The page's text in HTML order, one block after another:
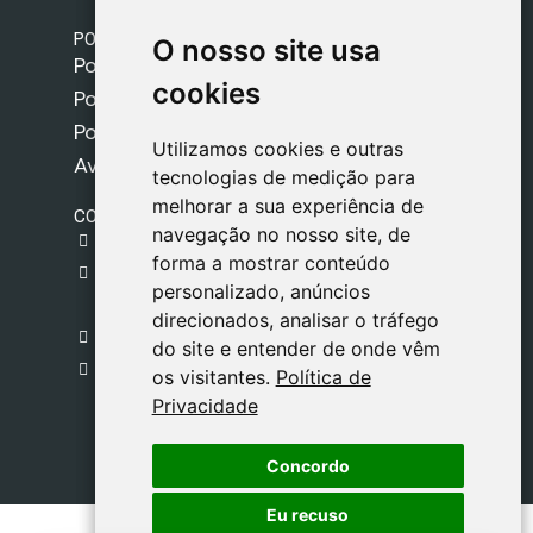
O nosso site usa
cookies
Utilizamos cookies e outras
tecnologias de medição para
melhorar a sua experiência de
navegação no nosso site, de
forma a mostrar conteúdo
personalizado, anúncios
direcionados, analisar o tráfego
do site e entender de onde vêm
os visitantes. Política de
Privacidade
Concordo
Eu recuso
O nosso site usa
cookies
Utilizamos cookies e outras
tecnologias de medição para
melhorar a sua experiência de
navegação no nosso site, de
forma a mostrar conteúdo
personalizado, anúncios
direcionados, analisar o tráfego
do site e entender de onde vêm
os visitantes. Política de
Privacidade
Concordo
Eu recuso
POLÍTICAS
Política de Envios
Política de Cookies
Política de Privacidade
Aviso Legal
CONTACTO
gestion@safeliz.com
C. del Pradillo, 6, 28770 Colmenar Viejo,
Madrid
+34 918 459 877
Segunda a Sexta
09:00 - 13:00